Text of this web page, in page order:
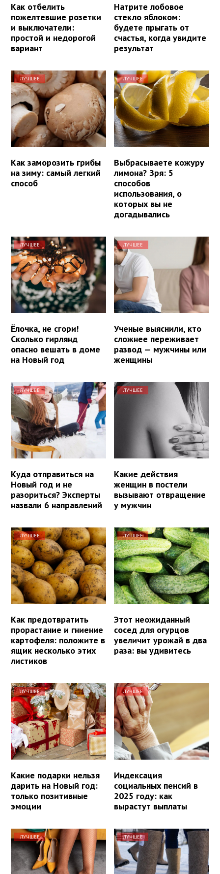
Как отбелить
пожелтевшие розетки
и выключатели:
простой и недорогой
вариант
Натрите лобовое
стекло яблоком:
будете прыгать от
счастья, когда увидите
результат
ЛУЧШЕЕ
Как заморозить грибы
на зиму: самый легкий
способ
ЛУЧШЕЕ
Выбрасываете кожуру
лимона? Зря: 5
способов
использования, о
которых вы не
догадывались
ЛУЧШЕЕ
Ёлочка, не сгори!
Сколько гирлянд
опасно вешать в доме
на Новый год
ЛУЧШЕЕ
Ученые выяснили, кто
сложнее переживает
развод — мужчины или
женщины
ЛУЧШЕЕ
Куда отправиться на
Новый год и не
разориться? Эксперты
назвали 6 направлений
ЛУЧШЕЕ
Какие действия
женщин в постели
вызывают отвращение
у мужчин
ЛУЧШЕЕ
Как предотвратить
прорастание и гниение
картофеля: положите в
ящик несколько этих
листиков
ЛУЧШЕЕ
Этот неожиданный
сосед для огурцов
увеличит урожай в два
раза: вы удивитесь
ЛУЧШЕЕ
Какие подарки нельзя
дарить на Новый год:
только позитивные
эмоции
ЛУЧШЕЕ
Индексация
социальных пенсий в
2025 году: как
вырастут выплаты
ЛУЧШЕЕ ЛУЧШЕЕ